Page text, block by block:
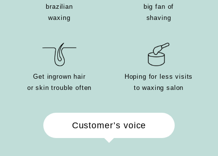
brazilian
waxing
big fan of
shaving
Get ingrown hair
or skin trouble often
Hoping for less visits
to waxing salon
Customer’s voice